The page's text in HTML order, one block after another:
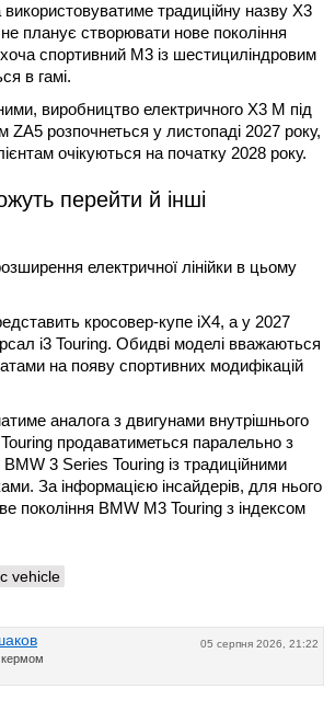
традиційну назву X3
планує створювати нове покоління
спортивний M3 із шестициліндровим
в гамі.
виробництво електричного X3 M під
ZA5 розпочнеться у листопаді 2027 року,
очікуються на початку 2028 року.
перейти й інші
електричної лінійки в цьому
кросовер-купе iX4, а у 2027
i3 Touring. Обидві моделі вважаються
на появу спортивних модифікацій
аналога з двигунами внутрішнього
Touring продаватиметься паралельно з
3 Series Touring із традиційними
За інформацією інсайдерів, для нього
покоління BMW M3 Touring з індексом
vehicle
05 серпня 2026, 21:22
кермом